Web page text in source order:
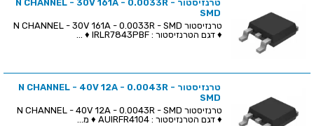
טרנזיסטור N CHANNEL - 30V 161A - 0.0033R -
SMD
♦ דגם הטרנזיסטור : IRLR7843PBF ♦ ...
טרנזיסטור N CHANNEL - 40V 12A - 0.0043R -
SMD
♦ דגם הטרנזיסטור : AUIRFR4104 ♦ מ...